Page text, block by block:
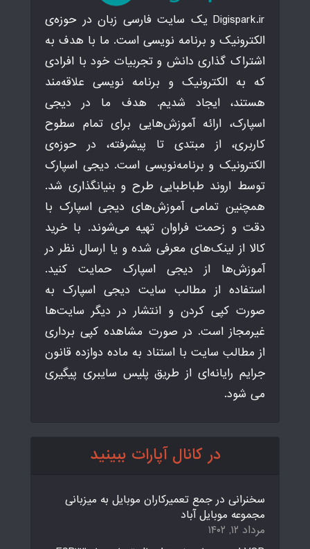
Digispark.ir یک سایت فارسی زبان در حوزه‌ی
الکترونیک و برنامه نویسی است. ما با هدف به
اشتراک گذاری دانش و تجربیات خود با افرادی
که به الکترونیک و برنامه نویسی علاقه‌مند
هستند، ایجاد شدیم. هدف ما در دیجی
اسپارک، ارائه آموزش‌هایی برای تمام سطوح
کاربری، از مبتدی تا پیشرفته، در حوزه‌ی
الکترونیک و برنامه‌نویسی است. دیجی اسپارک
توسط اروند طباطبایی طرح و بنیانگذاری شد.
همچنین تمامی آموزش‌های دیجی اسپارک با
دقت و زحمت فراوان تهیه می‌شوند. با خرید
کالا از لینک‌های معرفی شده و یا ارسال نظر در
آموزش‌ها از دیجی اسپارک حمایت کنید.
استفاده از مطالب سایت دیجی اسپارک به
صورت کپی کردن و انتشار در دیگر سایت‌ها
غیرمجاز است. در صورت مشاهده کپی برداری
از مطالب سایت با استناد به ماده دوازده قانون
جرایم رایانه‌ای از طریق پلیس سایبری پیگیری
می شود.
در کانال آپارات ببینید
سخنرانی در جمع تعمیرکاران موبایل به میزبانی
مجموعه موبایل آباد
مرداد ۱۲, ۱۴۰۲